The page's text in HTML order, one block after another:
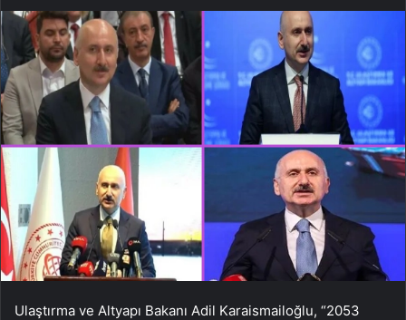
Ulaştırma ve Altyapı Bakanı Adil Karaismailoğlu, “2053